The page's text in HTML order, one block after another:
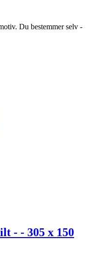
Du bestemmer selv -
- - 305 x 150